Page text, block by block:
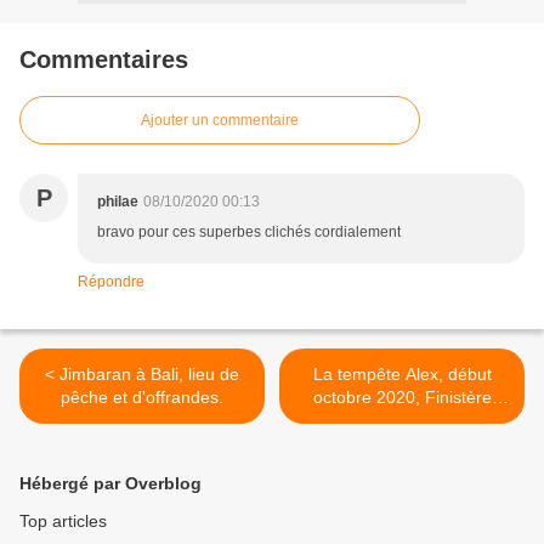
Commentaires
Ajouter un commentaire
P philae 08/10/2020 00:13
bravo pour ces superbes clichés cordialement
Répondre
< Jimbaran à Bali, lieu de
pêche et d'offrandes.
La tempête Alex, début
octobre 2020, Finistère
nord ( 1 ). >
Hébergé par Overblog
Top articles